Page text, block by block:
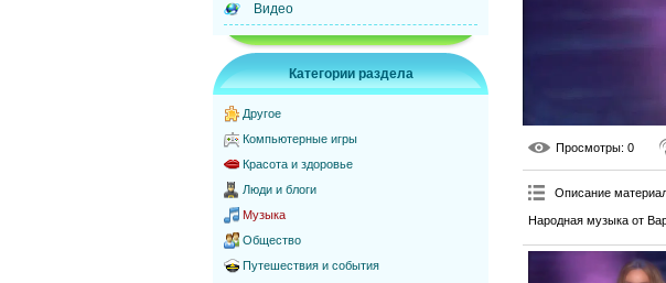
Видео
Категории раздела
Другое
Компьютерные игры
Красота и здоровье
Люди и блоги
Музыка
Общество
Путешествия и события
Просмотры: 0
Описание
Народная музыка от